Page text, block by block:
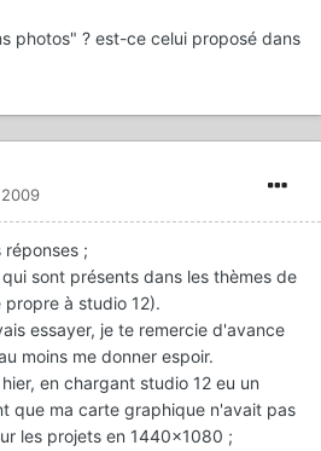
photos" ? est-ce celui proposé dans
réponses ;
sont présents dans les thèmes de
à studio 12).
essayer, je te remercie d'avance
moins me donner espoir.
en chargant studio 12 eu un
que ma carte graphique n'avait pas
les projets en 1440x1080 ;